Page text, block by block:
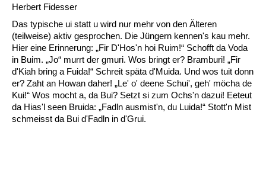
Herbert Fidesser
Das typische ui statt u wird nur mehr von den Älteren
(teilweise) aktiv gesprochen. Die Jüngern kennen's kau mehr.
Hier eine Erinnerung: „Fir D'Hos'n hoi Ruim!“ Schofft da Voda
in Buim. „Jo“ murrt der gmuri. Wos bringt er? Bramburi! „Fir
d'Kiah bring a Fuida!“ Schreit späta d'Muida. Und wos tuit donn
er? Zaht an Howan daher! „Le' o' deene Schui', geh' möcha de
Kui!“ Wos mocht a, da Bui? Setzt si zum Ochs'n dazui! Eeteut
da Hias'l seen Bruida: „Fadln ausmist'n, du Luida!“ Stott'n Mist
schmeisst da Bui d'Fadln in d'Grui.